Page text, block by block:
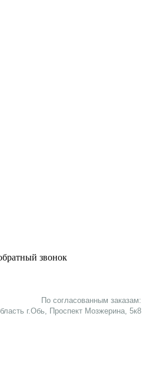
звонок
По согласованным заказам:
г.Обь, Проспект Мозжерина, 5к8​